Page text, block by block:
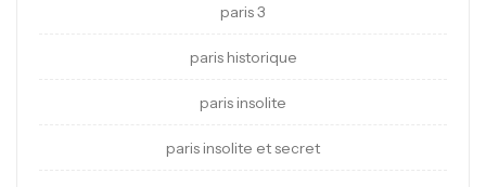
paris 3
paris historique
paris insolite
paris insolite et secret